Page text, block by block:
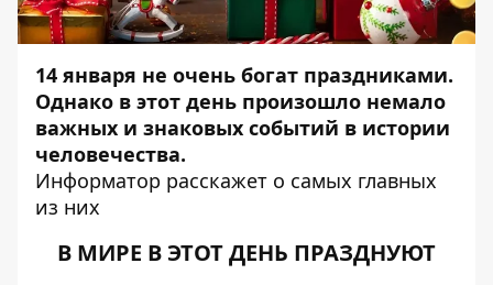
14 января не очень богат праздниками.
Однако в этот день произошло немало
важных и знаковых событий в истории
человечества.
Информатор расскажет о самых главных
из них
В МИРЕ В ЭТОТ ДЕНЬ ПРАЗДНУЮТ